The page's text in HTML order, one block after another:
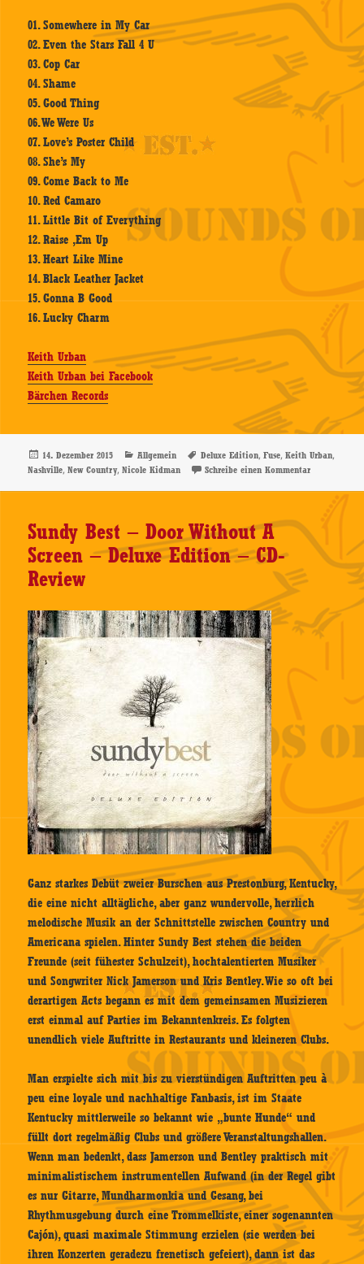
01. Somewhere in My Car
02. Even the Stars Fall 4 U
03. Cop Car
04. Shame
05. Good Thing
06. We Were Us
07. Love’s Poster Child
08. She’s My
09. Come Back to Me
10. Red Camaro
11. Little Bit of Everything
12. Raise ‚Em Up
13. Heart Like Mine
14. Black Leather Jacket
15. Gonna B Good
16. Lucky Charm
Keith Urban
Keith Urban bei Facebook
Bärchen Records
Veröffentlicht
am
14. Dezember 2015 Kategorien
Allgemein Schlagwörter
Deluxe Edition,Fuse,Keith Urban,
Nashville,New Country,Nicole Kidman Schreibe einen Kommentarzu Keith
Sundy Best – Door Without A
Screen – Deluxe Edition – CD-
Review
Ganz starkes Debüt zweier Burschen aus Prestonburg, Kentucky,
die eine nicht alltägliche, aber ganz wundervolle, herrlich
melodische Musik an der Schnittstelle zwischen Country und
Americana spielen. Hinter Sundy Best stehen die beiden
Freunde (seit fühester Schulzeit), hochtalentierten Musiker
und Songwriter Nick Jamerson und Kris Bentley. Wie so oft bei
derartigen Acts begann es mit dem gemeinsamen Musizieren
erst einmal auf Parties im Bekanntenkreis. Es folgten
unendlich viele Auftritte in Restaurants und kleineren Clubs.
Man erspielte sich mit bis zu vierstündigen Auftritten peu à
peu eine loyale und nachhaltige Fanbasis, ist im Staate
Kentucky mittlerweile so bekannt wie „bunte Hunde“ und
füllt dort regelmäßig Clubs und größere Veranstaltungshallen.
Wenn man bedenkt, dass Jamerson und Bentley praktisch mit
minimalistischem instrumentellen Aufwand (in der Regel gibt
es nur Gitarre, Mundharmonkia und Gesang, bei
Rhythmusgebung durch eine Trommelkiste, einer sogenannten
Cajón), quasi maximale Stimmung erzielen (sie werden bei
ihren Konzerten geradezu frenetisch gefeiert), dann ist das